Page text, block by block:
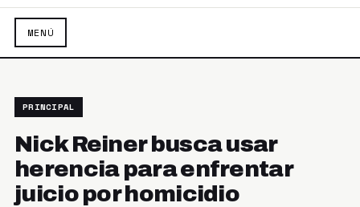
MENÚ
PRINCIPAL
Nick Reiner busca usar
herencia para enfrentar
juicio por homicidio